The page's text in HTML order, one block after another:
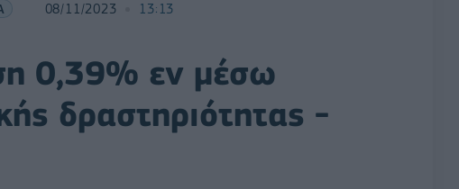
08/11/2023 13:13
0,39% εν μέσω
δραστηριότητας -